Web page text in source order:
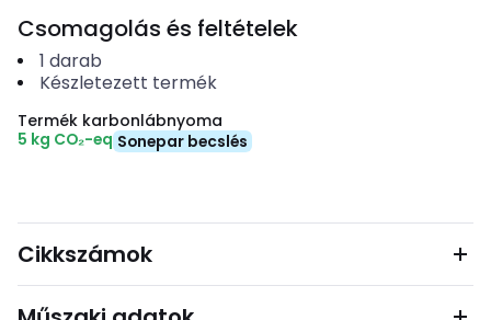
Csomagolás és feltételek
1 darab
Készletezett termék
Termék karbonlábnyoma
5 kg CO₂-eq Sonepar becslés
Cikkszámok